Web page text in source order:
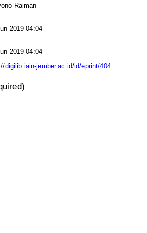
Raiman
2019 04:04
2019 04:04
digilib.iain-jember.ac.id/id/eprint/404